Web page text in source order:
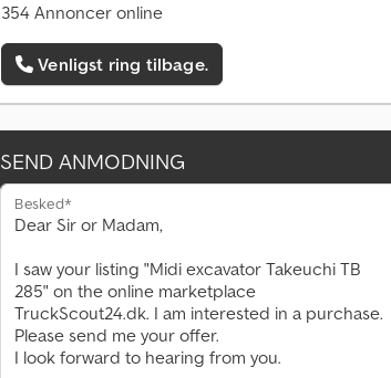
354 Annoncer online
Venligst ring tilbage.
SEND ANMODNING
Besked*